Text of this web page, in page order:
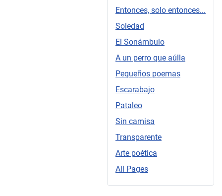
Entonces, solo entonces...
Soledad
El Sonámbulo
A un perro que aúlla
Pequeños poemas
Escarabajo
Pataleo
Sin camisa
Transparente
Arte poética
All Pages